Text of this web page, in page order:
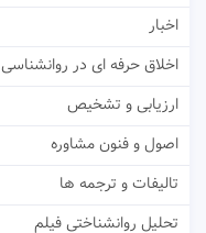
اخبار
اخلاق حرفه ای در روانشناسی
ارزیابی و تشخیص
اصول و فنون مشاوره
تالیفات و ترجمه ها
تحلیل روانشناختی فیلم